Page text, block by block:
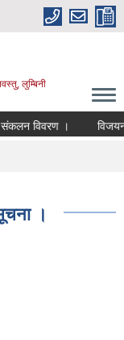
लुम्बिनी
विवरण ।
।